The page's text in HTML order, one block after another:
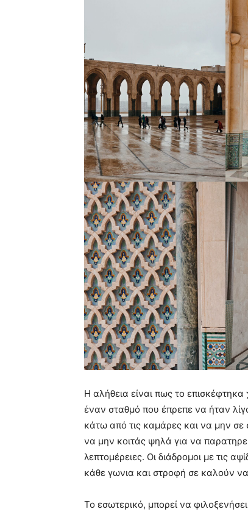
Η αλήθεια είναι πως το
έναν σταθμό που έπρεπε να ήταν
κάτω από τις καμάρες και να μην σε
να μην κοιτάς ψηλά για να
λεπτομέρειες. Οι διάδρομοι με τις
κάθε γωνια και στροφή σε καλούν να
Το εσωτερικό, μπορεί να